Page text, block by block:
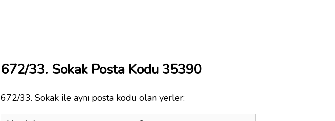
672/33. Sokak Posta Kodu 35390
672/33. Sokak ile aynı posta kodu olan yerler: